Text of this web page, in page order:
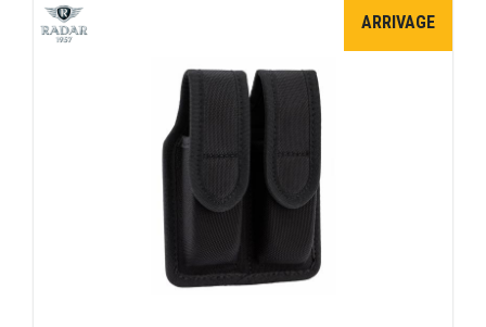
ARRIVAGE